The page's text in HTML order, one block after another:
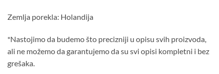
Zemlja porekla: Holandija
*Nastojimo da budemo što precizniji u opisu svih proizvoda,
ali ne možemo da garantujemo da su svi opisi kompletni i bez
grešaka.